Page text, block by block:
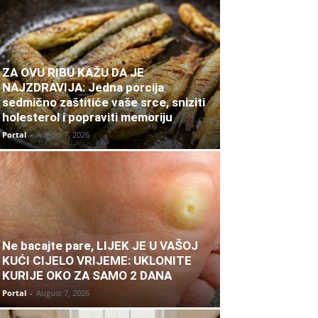
ZA OVU RIBU KAŽU DA JE
NAJZDRAVIJA: Jedna porcija
sedmično zaštitiće vaše srce, sniziti
holesterol i popraviti memoriju
Portal - August 7, 2026
Ne bacajte pare, LIJEK JE U VAŠOJ
KUĆI CIJELO VRIJEME: UKLONITE
KURIJE OKO ZA SAMO 2 DANA
Portal - August 7, 2026